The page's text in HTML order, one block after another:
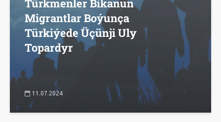
Türkmenler Bikanun
Migrantlar Boýunça
Türkiýede Üçünji Uly
Topardyr
11.07.2024